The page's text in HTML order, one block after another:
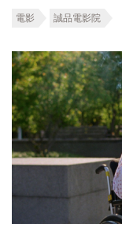
電影 誠品電影院